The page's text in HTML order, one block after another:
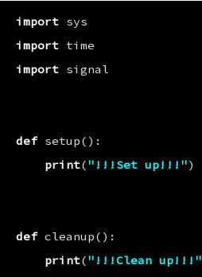
import sys
import time
import signal
def setup():
print("!!!Set up!!!")
def cleanup():
print("!!!Clean up!!!"